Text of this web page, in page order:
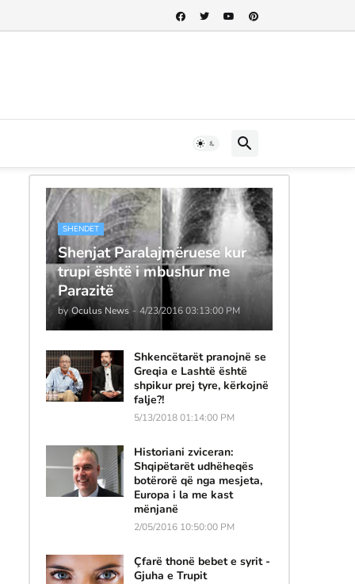
SHENDET
Shenjat Paralajmëruese kur
trupi është i mbushur me
Parazitë
by Oculus News - 4/23/2016 03:13:00 PM
Shkencëtarët pranojnë se
Greqia e Lashtë është
shpikur prej tyre, kërkojnë
falje?!
5/13/2018 01:14:00 PM
Historiani zviceran:
Shqipëtarët udhëheqës
botërorë që nga mesjeta,
Europa i la me kast
mënjanë
2/05/2016 10:50:00 PM
Çfarë thonë bebet e syrit -
Gjuha e Trupit